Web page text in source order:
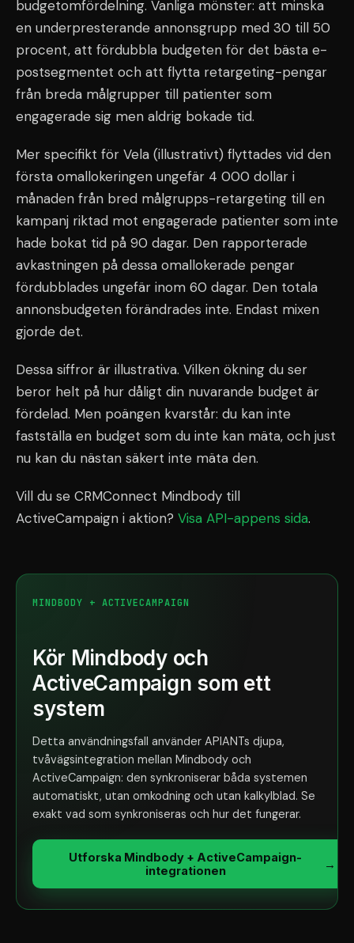
budgetomfördelning. Vanliga mönster: att minska
en underpresterande annonsgrupp med 30 till 50
procent, att fördubbla budgeten för det bästa e-
postsegmentet och att flytta retargeting-pengar
från breda målgrupper till patienter som
engagerade sig men aldrig bokade tid.
Mer specifikt för Vela (illustrativt) flyttades vid den
första omallokeringen ungefär 4 000 dollar i
månaden från bred målgrupps-retargeting till en
kampanj riktad mot engagerade patienter som inte
hade bokat tid på 90 dagar. Den rapporterade
avkastningen på dessa omallokerade pengar
fördubblades ungefär inom 60 dagar. Den totala
annonsbudgeten förändrades inte. Endast mixen
gjorde det.
Dessa siffror är illustrativa. Vilken ökning du ser
beror helt på hur dåligt din nuvarande budget är
fördelad. Men poängen kvarstår: du kan inte
fastställa en budget som du inte kan mäta, och just
nu kan du nästan säkert inte mäta den.
Vill du se CRMConnect Mindbody till
ActiveCampaign i aktion? Visa API-appens sida.
MINDBODY + ACTIVECAMPAIGN
Kör Mindbody och
ActiveCampaign som ett
system
Detta användningsfall använder APIANTs djupa,
tvåvägsintegration mellan Mindbody och
ActiveCampaign: den synkroniserar båda systemen
automatiskt, utan omkodning och utan kalkylblad. Se
exakt vad som synkroniseras och hur det fungerar.
Utforska Mindbody + ActiveCampaign-
integrationen
→